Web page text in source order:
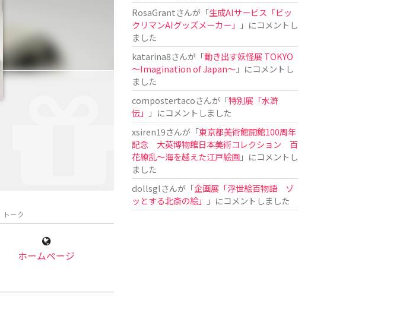
トーク
ホームページ
RosaGrantさんが「生成AIサービス「ビッ
クリマンAIグッズメーカー」
」にコメントし
ました
katarina8さんが「動き出す妖怪展 TOKYO
〜Imagination of Japan〜」にコメントし
ました
compostertacoさんが「特別展「水滸
伝」
」にコメントしました
xsiren19さんが「東京都美術館開館100周年
記念 大英博物館日本美術コレクション 百
花繚乱～海を越えた江戸絵画」にコメントし
ました
dollsglさんが「企画展「浮世絵百物語 ゾ
ッとする北斎の絵」
」にコメントしました